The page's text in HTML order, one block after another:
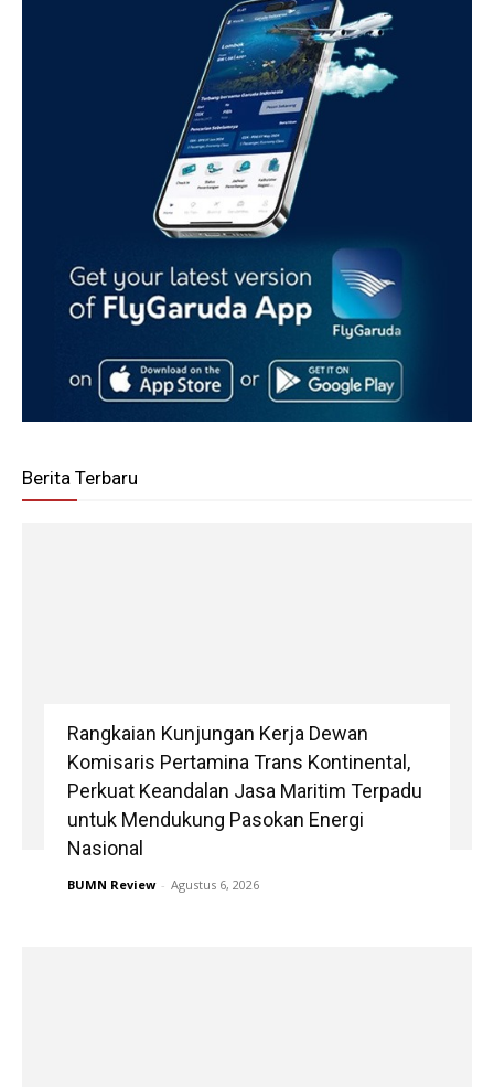
Berita Terbaru
Rangkaian Kunjungan Kerja Dewan
Komisaris Pertamina Trans Kontinental,
Perkuat Keandalan Jasa Maritim Terpadu
untuk Mendukung Pasokan Energi
Nasional
BUMN Review - Agustus 6, 2026